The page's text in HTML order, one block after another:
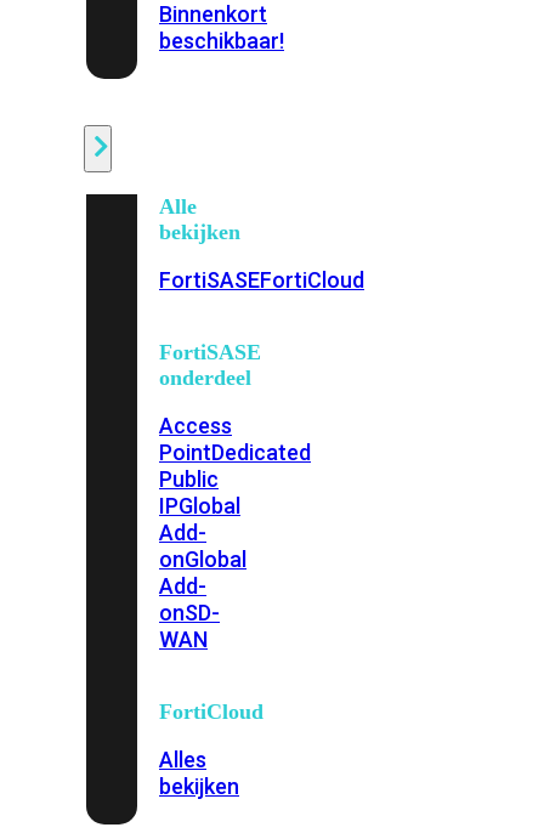
Binnenkort
beschikbaar!
Alle
bekijken
FortiSASEFortiCloud
FortiSASE
onderdeel
Access
PointDedicated
Public
IPGlobal
Add-
onGlobal
Add-
onSD-
WAN
FortiCloud
Alles
bekijken